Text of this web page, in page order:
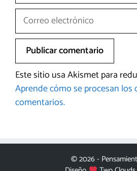
Correo
electrónico
Este sitio usa Akismet para
Aprende cómo se procesan los
comentarios.
© 2026 -